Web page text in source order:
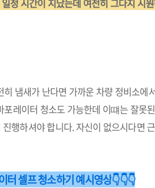
정 시간이 지났는데 여전히 그다지 시
냄새가 난다면 가까운 차량 정비소에
레이터 청소도 가능한데 이떄는 잘못
행하셔야 합니다. 자신이 없으시다면
터 셀프 청소하기 예시영상👇👇👇